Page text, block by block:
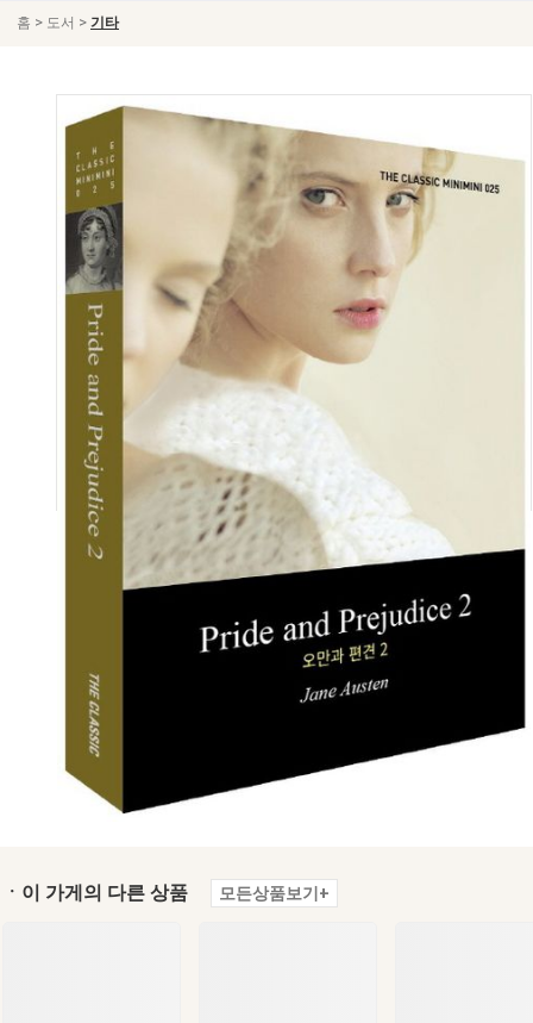
홈 > 도서 > 기타
ㆍ이 가게의 다른 상품 모든상품보기+